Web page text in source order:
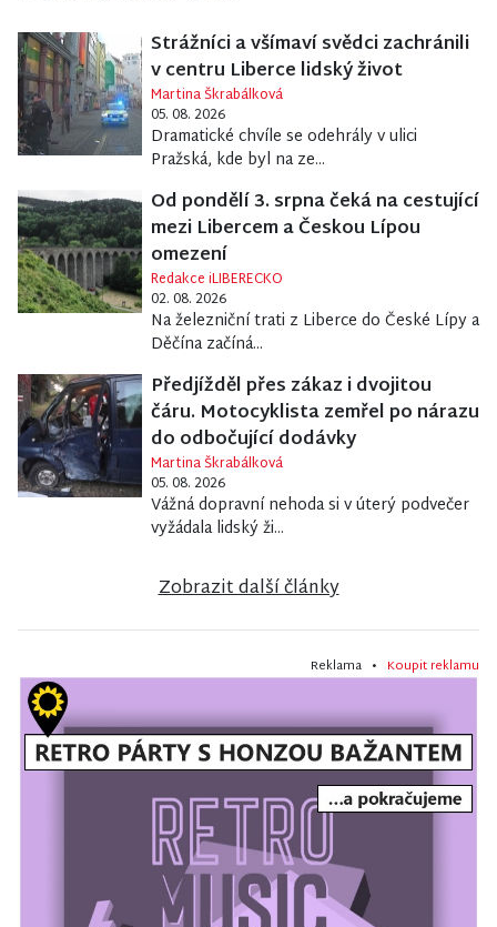
Strážníci a všímaví svědci zachránili
v centru Liberce lidský život
Martina Škrabálková
05. 08. 2026
Dramatické chvíle se odehrály v ulici
Pražská, kde byl na ze...
Od pondělí 3. srpna čeká na cestující
mezi Libercem a Českou Lípou
omezení
Redakce iLIBERECKO
02. 08. 2026
Na železniční trati z Liberce do České Lípy a
Děčína začíná...
Předjížděl přes zákaz i dvojitou
čáru. Motocyklista zemřel po nárazu
do odbočující dodávky
Martina Škrabálková
05. 08. 2026
Vážná dopravní nehoda si v úterý podvečer
vyžádala lidský ži...
Zobrazit další články
Reklama • Koupit reklamu